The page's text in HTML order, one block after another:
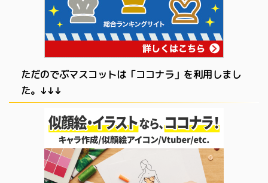
ただのでぶマスコットは「ココナラ」を利用しまし
た。↓↓↓